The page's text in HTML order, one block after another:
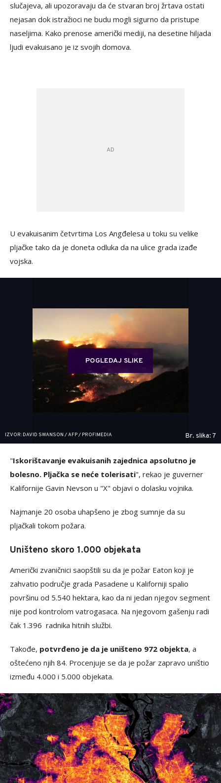
slučajeva, ali upozoravaju da će stvaran broj žrtava ostati
nejasan dok istražioci ne budu mogli sigurno da pristupe
naseljima. Kako prenose američki mediji, na desetine hiljada
ljudi evakuisano je iz svojih domova.
U evakuisanim četvrtima Los Angđelesa u toku su velike
pljačke tako da je doneta odluka da na ulice grada izađe
vojska.
POGLEDAJ SLIKE
IZVOR: DAVID SWANSON / AFP / PROFIMEDIA Br. slika: 7
"Iskorištavanje evakuisanih zajednica apsolutno je
bolesno. Pljačka se neće tolerisati", rekao je guverner
Kalifornije Gavin Nevson u "X" objavi o dolasku vojnika.
Najmanje 20 osoba uhapšeno je zbog sumnje da su
pljačkali tokom požara.
Uništeno skoro 1.000 objekata
Američki zvaničnici saopštili su da je požar Eaton koji je
zahvatio područje grada Pasadene u Kaliforniji spalio
površinu od 5.540 hektara, kao da ni jedan njegov segment
nije pod kontrolom vatrogasaca. Na njegovom gašenju radi
čak 1.396 radnika hitnih službi.
Takođe, potvrđeno je da je uništeno 972 objekta, a
oštećeno njih 84. Procenjuje se da je požar zapravo uništio
između 4.000 i 5.000 objekata.